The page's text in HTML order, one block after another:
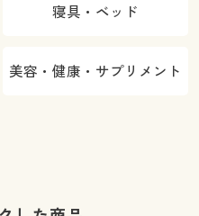
寝具・ベッド
美容・健康・サプリメント